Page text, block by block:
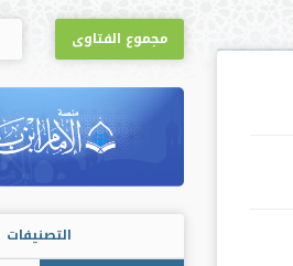
مجموع الفتاوى
التصنيفات